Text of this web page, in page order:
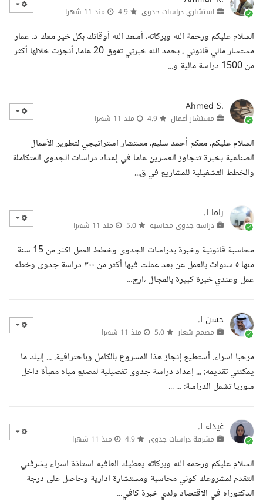
استشاري دراسات جدوى منذ 11 شهرا
السلام عليكم ورحمة الله وبركاته، أسعد الله أوقاتك بكل خير معك د. عمار
مستشار مالي قانوني ، بحمد الله خبرتي تفوق 20 عاما، أنجزت خلالها أكثر
من 1500 دراسة مالية و...
Ahmed S.
مستشار أعمال منذ 11 شهرا
السلام عليكم، معكم أحمد سليم، مستشار استراتيجي لتطوير الأعمال
الصناعية بخبرة تتجاوز العشرين عاما في إعداد دراسات الجدوى المتكاملة
والخطط التشغيلية للمشاريع في ق...
راما ا.
دراسة جدوى محاسبة منذ 11 شهرا
محاسبة قانونية وخبرة بدراسات الجدوى وخطط العمل اكثر من 15 سنة
منها ٥ سنوات بالعمل عن بعد عملت فيها أكثر من ٣٠٠ دراسة جدوى وخطه
عمل وعندي خبرة كبيرة بالمجال ،ارج...
حسن ا.
مصمم شعار منذ 11 شهرا
مرحبا اسراء. أستطيع إنجاز هذا المشروع بالكامل وباحترافية. ... إليك ما
يمكنني تقديمه: ... إعداد دراسة جدوى تفصيلية لمصنع مياه معبأة داخل
سوريا تشمل الدراسة: ... ...
غيداء ا.
مشرفة دراسات جدوى منذ 11 شهرا
السلام عليكم ورحمه الله وبركاته يعطيك العافيه استاذة اسراء يشرفني
التقدم لمشروعك كوني محاسبة ومستشارة ادارية وحاصل على درجة
الدكتوراه في الاقتصاد ولدي خبرة كافي...